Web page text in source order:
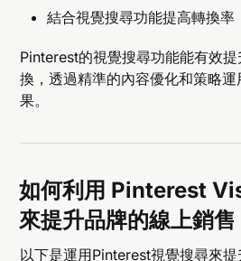
結合視覺搜尋功能提高轉換率
Pinterest的視覺搜尋功能能有效
換，透過精準的內容優化和策略
果。
如何利用 Pinterest
來提升品牌的線上銷售
以下是運用Pinterest視覺搜尋來